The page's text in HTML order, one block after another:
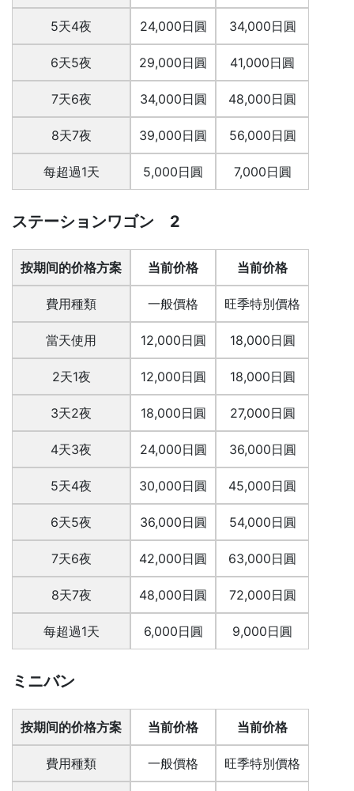
5天4夜
6天5夜
7天6夜
8天7夜
每超過1天
24,000日圓
29,000日圓
34,000日圓
39,000日圓
5,000日圓
34,000日圓
41,000日圓
48,000日圓
56,000日圓
7,000日圓
ステーションワゴン 2
按期间的价格方案
費用種類
當天使用
2天1夜
3天2夜
4天3夜
5天4夜
6天5夜
7天6夜
8天7夜
每超過1天
当前价格
一般價格
12,000日圓
12,000日圓
18,000日圓
24,000日圓
30,000日圓
36,000日圓
42,000日圓
48,000日圓
6,000日圓
当前价格
旺季特別價格
18,000日圓
18,000日圓
27,000日圓
36,000日圓
45,000日圓
54,000日圓
63,000日圓
72,000日圓
9,000日圓
ミニバン
按期间的价格方案
費用種類
当前价格
一般價格
当前价格
旺季特別價格